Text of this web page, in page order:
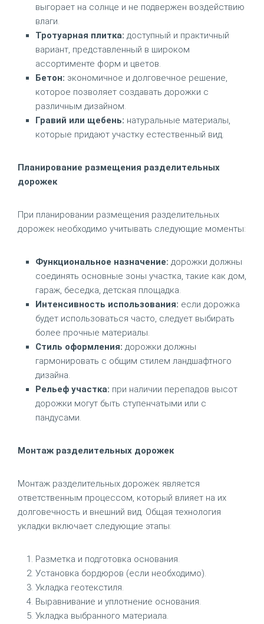
выгорает на солнце и не подвержен воздействию
влаги.
Тротуарная плитка: доступный и практичный
вариант, представленный в широком
ассортименте форм и цветов.
Бетон: экономичное и долговечное решение,
которое позволяет создавать дорожки с
различным дизайном.
Гравий или щебень: натуральные материалы,
которые придают участку естественный вид.
Планирование размещения разделительных
дорожек
При планировании размещения разделительных
дорожек необходимо учитывать следующие моменты:
Функциональное назначение: дорожки должны
соединять основные зоны участка, такие как дом,
гараж, беседка, детская площадка.
Интенсивность использования: если дорожка
будет использоваться часто, следует выбирать
более прочные материалы.
Стиль оформления: дорожки должны
гармонировать с общим стилем ландшафтного
дизайна.
Рельеф участка: при наличии перепадов высот
дорожки могут быть ступенчатыми или с
пандусами.
Монтаж разделительных дорожек
Монтаж разделительных дорожек является
ответственным процессом, который влияет на их
долговечность и внешний вид. Общая технология
укладки включает следующие этапы:
Разметка и подготовка основания.
Установка бордюров (если необходимо).
Укладка геотекстиля.
Выравнивание и уплотнение основания.
Укладка выбранного материала.